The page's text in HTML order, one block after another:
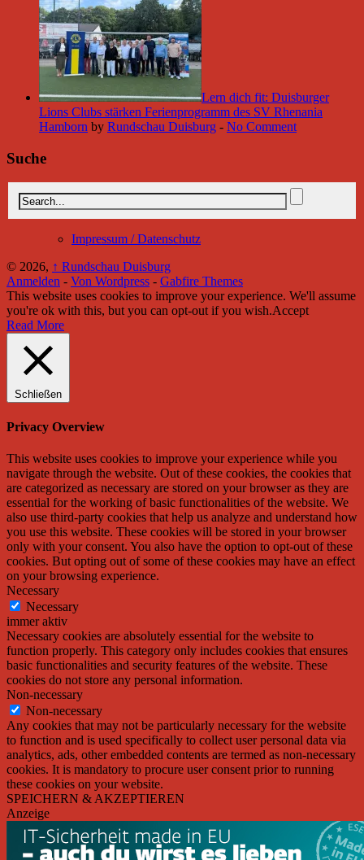
Lern dich fit: Duisburger
Lions Clubs stärken Ferienprogramm des SV Rhenania
Hamborn by Rundschau Duisburg - No Comment
Suche
Impressum / Datenschutz
© 2026, ↑ Rundschau Duisburg
Anmelden - Von Wordpress - Gabfire Themes
This website uses cookies to improve your experience. We'll assume
you're ok with this, but you can opt-out if you wish.Accept
Read More
Schließen
Privacy Overview
This website uses cookies to improve your experience while you
navigate through the website. Out of these cookies, the cookies that
are categorized as necessary are stored on your browser as they are
essential for the working of basic functionalities of the website. We
also use third-party cookies that help us analyze and understand how
you use this website. These cookies will be stored in your browser
only with your consent. You also have the option to opt-out of these
cookies. But opting out of some of these cookies may have an effect
on your browsing experience.
Necessary
Necessary
immer aktiv
Necessary cookies are absolutely essential for the website to
function properly. This category only includes cookies that ensures
basic functionalities and security features of the website. These
cookies do not store any personal information.
Non-necessary
Non-necessary
Any cookies that may not be particularly necessary for the website
to function and is used specifically to collect user personal data via
analytics, ads, other embedded contents are termed as non-necessary
cookies. It is mandatory to procure user consent prior to running
these cookies on your website.
SPEICHERN & AKZEPTIEREN
Anzeige